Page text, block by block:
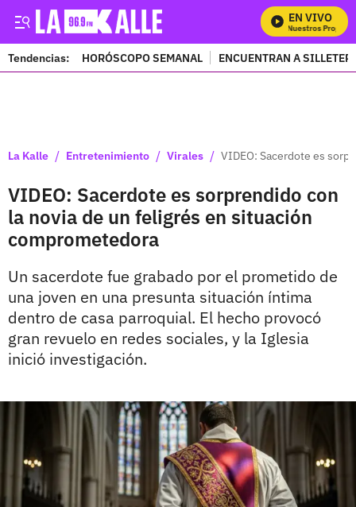
EN VIVO
Mira Todos Nuestros
Tendencias: HORÓSCOPO SEMANAL ENCUENTRAN A
La Kalle / Entretenimiento / Virales / VIDEO: Sacerdote es
VIDEO: Sacerdote es sorprendido con
la novia de un feligrés en situación
comprometedora
Un sacerdote fue grabado por el prometido de
una joven en una presunta situación íntima
dentro de casa parroquial. El hecho provocó
gran revuelo en redes sociales, y la Iglesia
inició investigación.